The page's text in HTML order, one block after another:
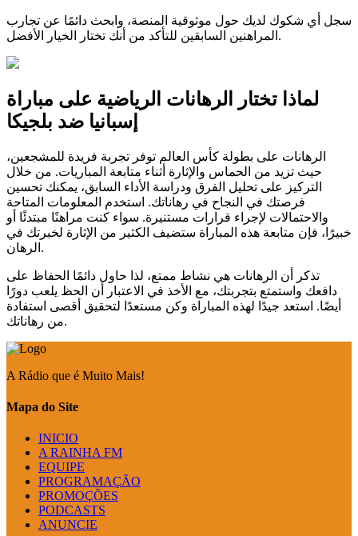
سجل أي شكوك لديك حول موثوقية المنصة، وابحث دائمًا عن تجارب
المراهنين السابقين للتأكد من أنك تختار الخيار الأفضل.
لماذا تختار الرهانات الرياضية على مباراة
إسبانيا ضد بلجيكا
الرهانات على بطولة كأس العالم توفر تجربة فريدة للمشجعين،
حيث تزيد من الحماس والإثارة أثناء متابعة المباريات. من خلال
التركيز على تحليل الفرق ودراسة الأداء السابق، يمكنك تحسين
فرصتك في النجاح في رهاناتك. استخدم المعلومات المتاحة
والاحتمالات لإجراء قرارات مستنيرة. سواء كنت مراهنًا مبتدئًا أو
خبيرًا، فإن متابعة هذه المباراة ستضيف الكثير من الإثارة لخبرتك في
الرهان.
تذكر أن الرهانات هي نشاط ممتع، لذا حاول دائمًا الحفاظ على
دافعك واستمتع بتجربتك، مع الأخذ في الاعتبار أن الحظ يلعب دورًا
أيضًا. استعد جيدًا لهذه المباراة وكن مستعدًا لتحقيق أقصى استفادة
من رهاناتك.
A Rádio que é Muito Mais!
Mapa do Site
INICIO
A RAINHA FM
EQUIPE
PROGRAMAÇÃO
PROMOÇÕES
PODCASTS
ANUNCIE